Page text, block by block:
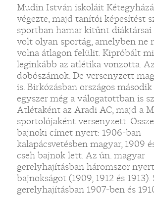
Mudin István iskoláit
végezte, majd tanítói képesítést
sportban hamar kitűnt
volt olyan sportág, amelyben ne
volna átlagon felülit. Kipróbált
leginkább az atlétika vonzotta.
dobószámok. De versenyzett
is. Birkózásban országos
egyszer még a válogatottban is
Atlétaként az Aradi AC, majd a
sportolójaként versenyzett.
bajnoki címet nyert: 1906-ban
kalapácsvetésben magyar, 1909
cseh bajnok lett. Az ún. magyar
gerelyhajításban háromszor
bajnokságot (1909, 1912 és 1913).
gerelyhajításban 1907-ben és